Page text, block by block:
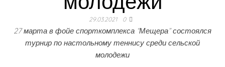
29.03.2021 0
27 марта в фойе спорткомплекса “Мещера” состоялся
турнир по настольному теннису среди сельской
молодежи